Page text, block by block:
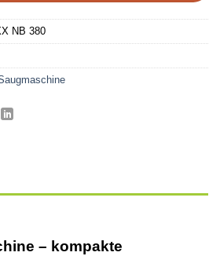
NB 380
– kompakte